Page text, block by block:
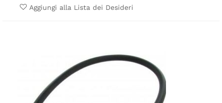
Aggiungi alla Lista dei Desideri